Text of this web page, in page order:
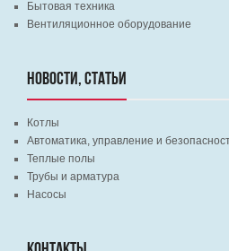
Бытовая техника
Вентиляционное оборудование
НОВОСТИ, СТАТЬИ
Котлы
Автоматика, управление и
Теплые полы
Трубы и арматура
Насосы